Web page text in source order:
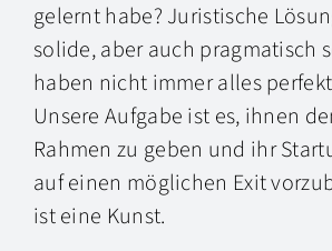
gelernt habe? Juristische
solide, aber auch pragmatisch
haben nicht immer alles
Unsere Aufgabe ist es, ihnen
Rahmen zu geben und ihr
auf einen möglichen Exit
ist eine Kunst.